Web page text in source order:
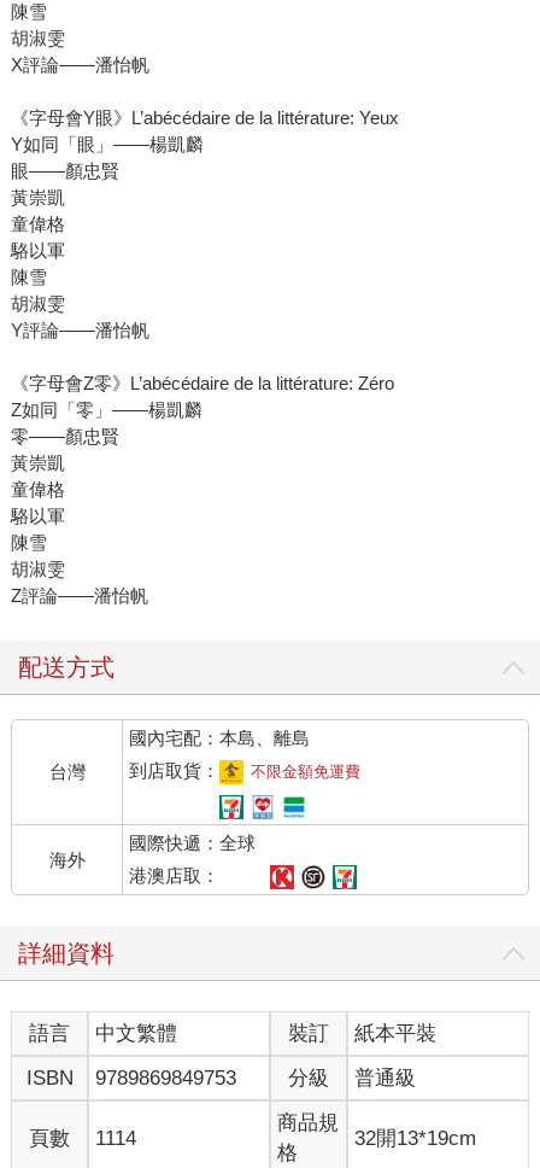
陳雪
胡淑雯
X評論――潘怡帆
《字母會Y眼》L’abécédaire de la littérature: Yeux
Y如同「眼」――楊凱麟
眼――顏忠賢
黃崇凱
童偉格
駱以軍
陳雪
胡淑雯
Y評論――潘怡帆
《字母會Z零》L’abécédaire de la littérature: Zéro
Z如同「零」――楊凱麟
零――顏忠賢
黃崇凱
童偉格
駱以軍
陳雪
胡淑雯
Z評論――潘怡帆
配送方式
台灣
國內宅配：本島、離島
到店取貨：
不限金額免運費
海外
國際快遞：全球
港澳店取：
詳細資料
語言 中文繁體 裝訂
紙本平裝
ISBN
9789869849753 分級 普通級
頁數 1114
商品規
格
32開13*19cm